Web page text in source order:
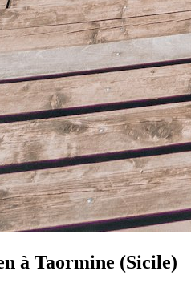
à Taormine (Sicile)